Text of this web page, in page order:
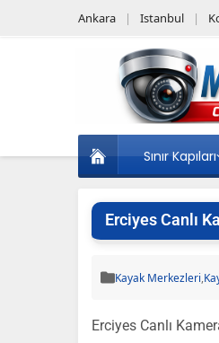
Ankara Istanbul
Sınır Kapıları
Erciyes Canlı
Kayak Merkezleri,
Erciyes Canlı